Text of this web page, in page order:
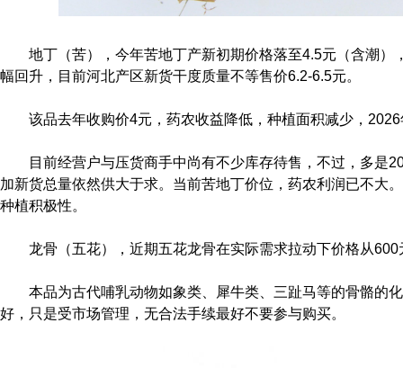
地丁（苦），今年苦地丁产新初期价格落至4.5元（含潮）
幅回升，目前河北产区新货干度质量不等售价6.2-6.5元。
该品去年收购价4元，药农收益降低，种植面积减少，
目前经营户与压货商手中尚有不少库存待售，不过，多是
加新货总量依然供大于求。当前苦地丁价位，药农利润已不大
种植积极性。
龙骨（五花），近期五花龙骨在实际需求拉动下价格从
本品为古代哺乳动物如象类、犀牛类、三趾马等的骨骼的
好，只是受市场管理，无合法手续最好不要参与购买。